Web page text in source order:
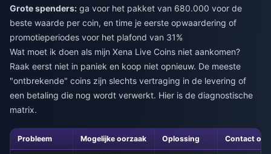
Grote spenders: ga voor het pakket van 680.000 voor de
beste waarde per coin, en time je eerste opwaardering of
promotieperiodes voor het plafond van 31%
Wat moet ik doen als mijn Xena Live Coins niet aankomen?
Raak eerst niet in paniek en koop niet opnieuw. De meeste
"ontbrekende" coins zijn slechts vertraging in de levering of
een betaling die nog wordt verwerkt. Hier is de diagnostische
matrix.
Probleem Mogelijke oorzaak Oplossing Contact